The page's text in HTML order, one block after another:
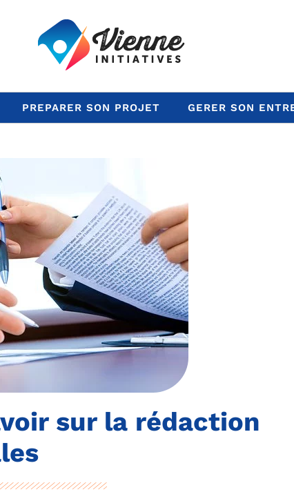
PREPARER SON PROJET GERER SON
sur la rédaction